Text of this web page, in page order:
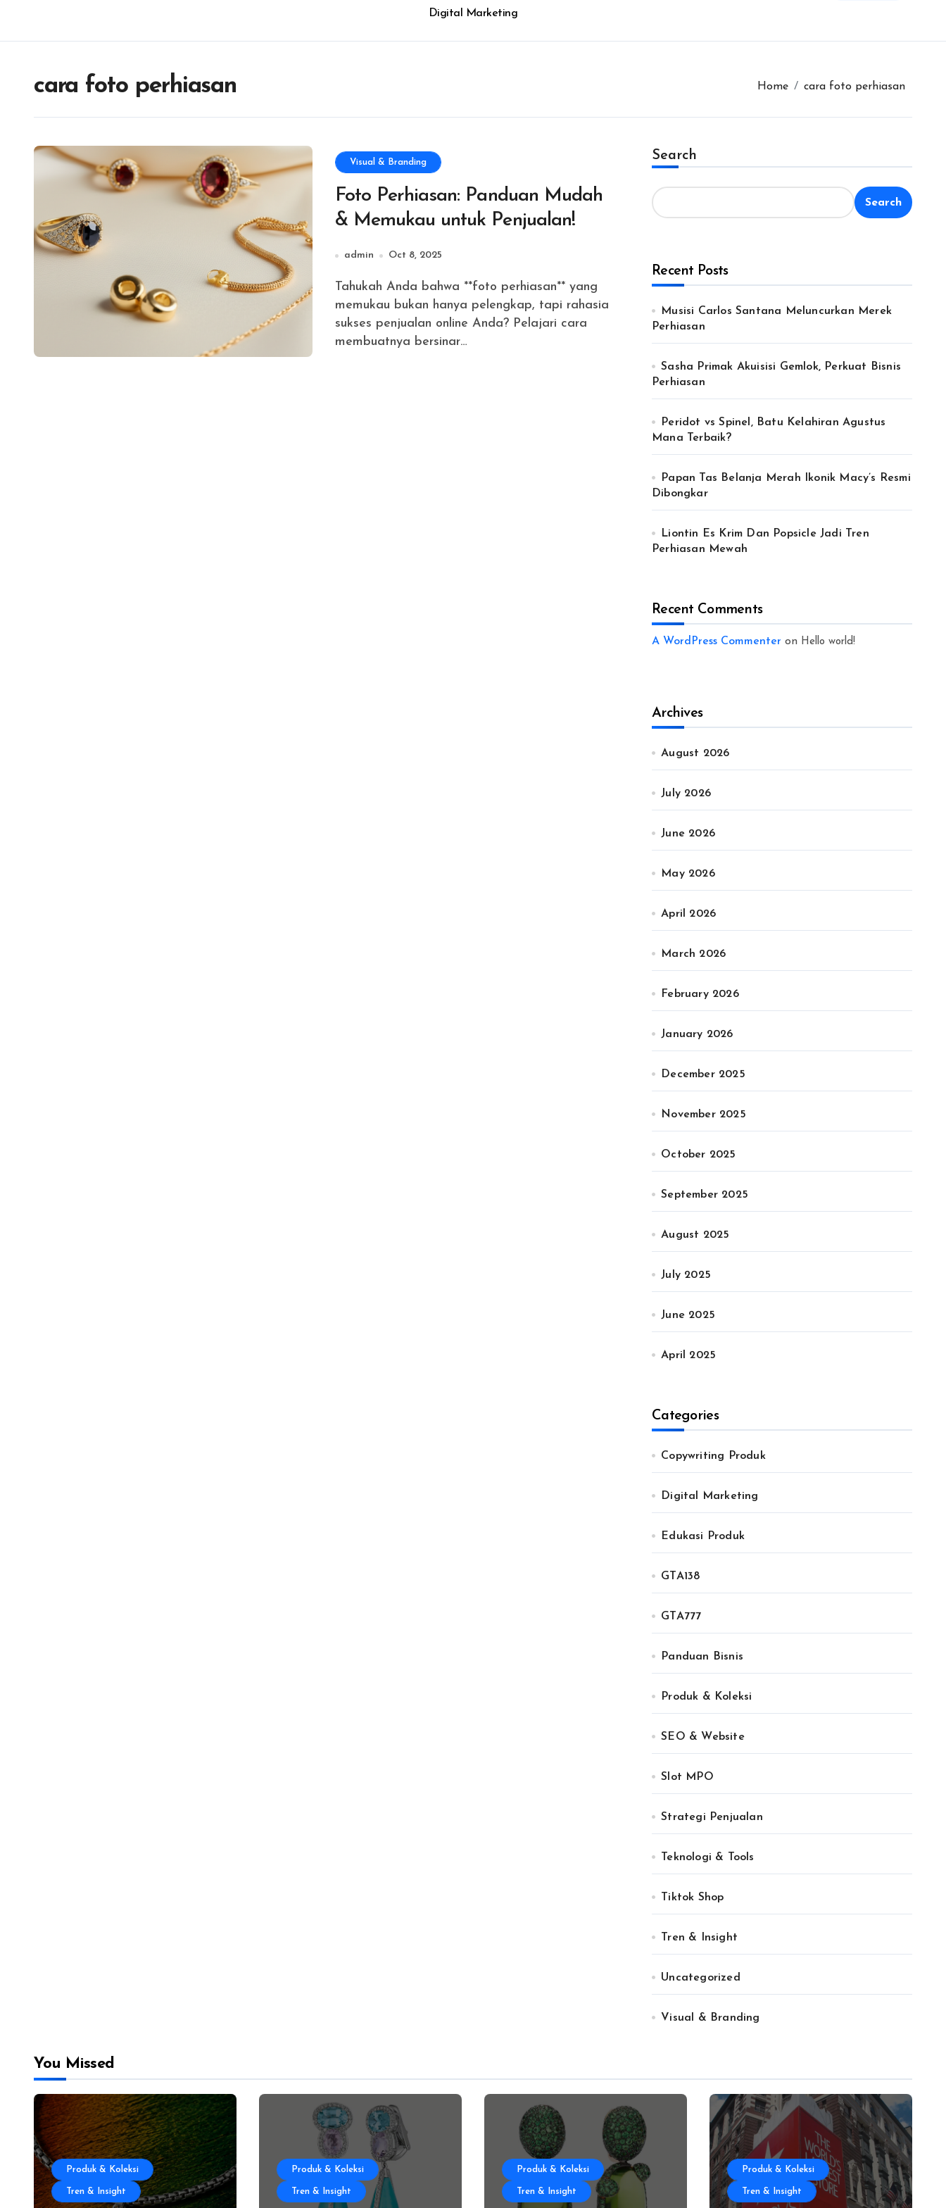
Digital Marketing
cara foto perhiasan Home cara foto perhiasan
Visual & Branding
Foto Perhiasan: Panduan Mudah
& Memukau untuk Penjualan!
admin Oct 8, 2025
Tahukah Anda bahwa **foto perhiasan** yang
memukau bukan hanya pelengkap, tapi rahasia
sukses penjualan online Anda? Pelajari cara
membuatnya bersinar…
Search
Search
Recent Posts
Musisi Carlos Santana Meluncurkan Merek
Perhiasan
Sasha Primak Akuisisi Gemlok, Perkuat Bisnis
Perhiasan
Peridot vs Spinel, Batu Kelahiran Agustus
Mana Terbaik?
Papan Tas Belanja Merah Ikonik Macy’s Resmi
Dibongkar
Liontin Es Krim Dan Popsicle Jadi Tren
Perhiasan Mewah
Recent Comments
A WordPress Commenter on Hello world!
Archives
August 2026
July 2026
June 2026
May 2026
April 2026
March 2026
February 2026
January 2026
December 2025
November 2025
October 2025
September 2025
August 2025
July 2025
June 2025
April 2025
Categories
Copywriting Produk
Digital Marketing
Edukasi Produk
GTA138
GTA777
Panduan Bisnis
Produk & Koleksi
SEO & Website
Slot MPO
Strategi Penjualan
Teknologi & Tools
Tiktok Shop
Tren & Insight
Uncategorized
Visual & Branding
You Missed
Produk & Koleksi
Tren & Insight
Produk & Koleksi
Tren & Insight
Produk & Koleksi
Tren & Insight
Produk & Koleksi
Tren & Insight